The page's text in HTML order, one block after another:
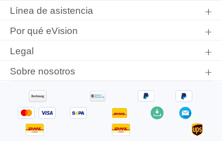
términos y condiciones generales
Línea de asistencia
Por qué eVision
Legal
Sobre nosotros